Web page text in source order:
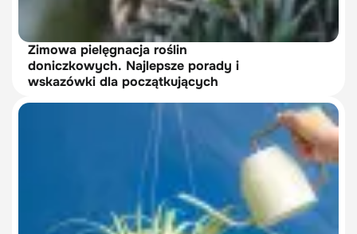
Zimowa pielęgnacja roślin
doniczkowych. Najlepsze porady i
wskazówki dla początkujących